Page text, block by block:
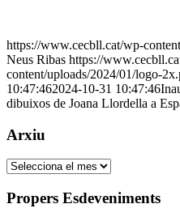
https://www.cecbll.cat/wp-
Neus Ribas https://
content/uploads/2024/01/logo-
10:47:462024-10-31 10:47:46
dibuixos de Joana Llordella a
Arxiu
Arxiu
Propers Esdeveniments